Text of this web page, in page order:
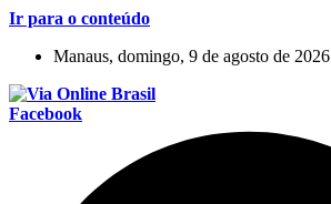
Ir para o conteúdo
Manaus, domingo, 9 de agosto de 2026
Facebook